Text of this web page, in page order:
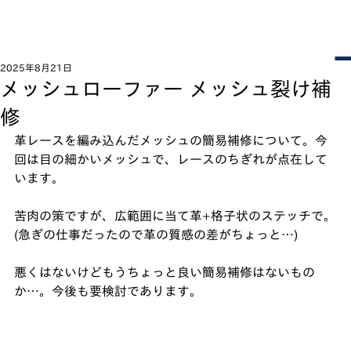
メッシュローファー メッシュ裂け補
修
2025年8月21日
革レースを編み込んだメッシュの簡易補修について。今
回は目の細かいメッシュで、レースのちぎれが点在して
います。
苦肉の策ですが、広範囲に当て革+格子状のステッチで。
(急ぎの仕事だったので革の質感の差がちょっと…)
悪くはないけどもうちょっと良い簡易補修はないもの
か…。今後も要検討であります。